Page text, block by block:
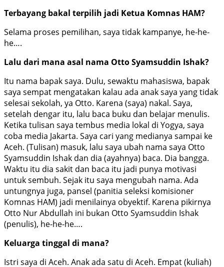
Terbayang bakal terpilih jadi Ketua Komnas HAM?
Selama proses pemilihan, saya tidak kampanye, he-he-
he….
Lalu dari mana asal nama Otto Syamsuddin Ishak?
Itu nama bapak saya. Dulu, sewaktu mahasiswa, bapak
saya sempat mengatakan kalau ada anak saya yang tidak
selesai sekolah, ya Otto. Karena (saya) nakal. Saya,
setelah dengar itu, lalu baca buku dan belajar menulis.
Ketika tulisan saya tembus media lokal di Yogya, saya
coba media Jakarta. Saya cari yang medianya sampai ke
Aceh. (Tulisan) masuk, lalu saya ubah nama saya Otto
Syamsuddin Ishak dan dia (ayahnya) baca. Dia bangga.
Waktu itu dia sakit dan baca itu jadi punya motivasi
untuk sembuh. Sejak itu saya mengubah nama. Ada
untungnya juga, pansel (panitia seleksi komisioner
Komnas HAM) jadi menilainya obyektif. Karena pikirnya
Otto Nur Abdullah ini bukan Otto Syamsuddin Ishak
(penulis), he-he-he….
Keluarga tinggal di mana?
Istri saya di Aceh. Anak ada satu di Aceh. Empat (kuliah)